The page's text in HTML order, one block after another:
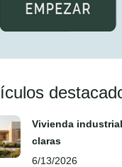
Vivienda
claras
6/13/2026